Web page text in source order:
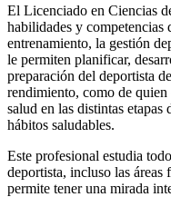
El Licenciado en Ciencias
habilidades y competencias
entrenamiento, la gestión
le permiten planificar,
preparación del deportista
rendimiento, como de
salud en las distintas
hábitos saludables.
Este profesional estudia
deportista, incluso las
permite tener una mirada